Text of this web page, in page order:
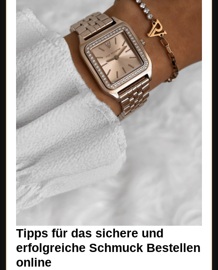
Tipps für das sichere und
erfolgreiche Schmuck Bestellen
online